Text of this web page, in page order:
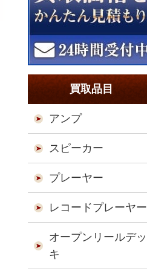
買取品目
アンプ
スピーカー
プレーヤー
レコードプレーヤー
オープンリールデッ
キ